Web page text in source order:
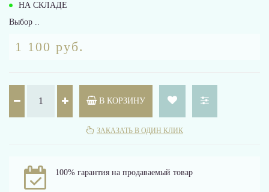
НА СКЛАДЕ
Выбор ..
1 100 руб.
В КОРЗИНУ
ЗАКАЗАТЬ В ОДИН КЛИК
100% гарантия на продаваемый товар